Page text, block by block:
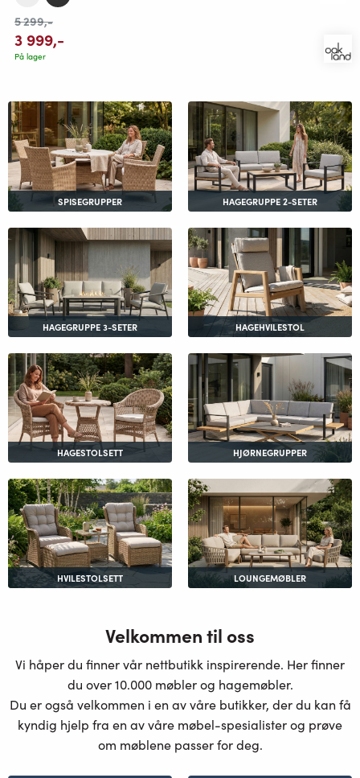
5 299,-
3 999,-
På lager
SPISEGRUPPER HAGEGRUPPE 2-SETER
HAGEGRUPPE 3-SETER HAGEHVILESTOL
HAGESTOLSETT HJØRNEGRUPPER
HVILESTOLSETT LOUNGEMØBLER
Velkommen til oss
Vi håper du finner vår nettbutikk inspirerende. Her finner
du over 10.000 møbler og hagemøbler.
Du er også velkommen i en av våre butikker, der du kan få
kyndig hjelp fra en av våre møbel-spesialister og prøve
om møblene passer for deg.